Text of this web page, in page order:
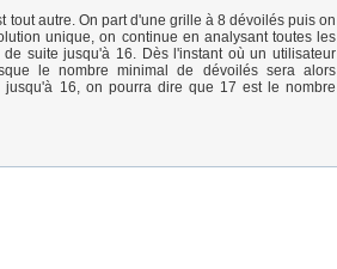
tout autre. On part d'une grille à 8 dévoilés puis on
unique, on continue en analysant toutes les
suite jusqu'à 16. Dès l'instant où un utilisateur
le nombre minimal de dévoilés sera alors
16, on pourra dire que 17 est le nombre